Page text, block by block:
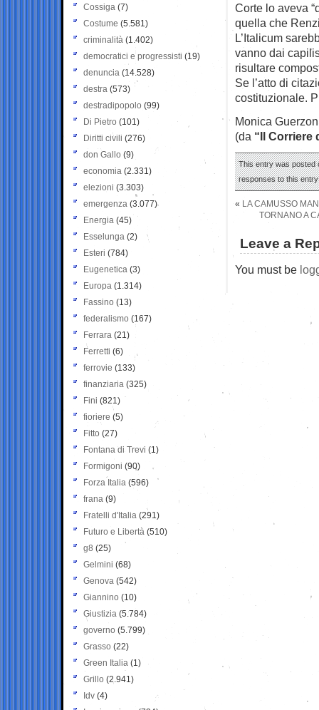
Corte lo aveva
quella che
L’Italicum
vanno dai
risultare
Se l’atto di
costituzionale.
Monica
(da “Il Corriere
This entry was posted
responses to this
« LA CAMUSSO
TORNANO A
Leave a
You must be
Cossiga (7)
Costume (5.581)
criminalità (1.402)
democratici e progressisti (19)
denuncia (14.528)
destra (573)
destradipopolo (99)
Di Pietro (101)
Diritti civili (276)
don Gallo (9)
economia (2.331)
elezioni (3.303)
emergenza (3.077)
Energia (45)
Esselunga (2)
Esteri (784)
Eugenetica (3)
Europa (1.314)
Fassino (13)
federalismo (167)
Ferrara (21)
Ferretti (6)
ferrovie (133)
finanziaria (325)
Fini (821)
fioriere (5)
Fitto (27)
Fontana di Trevi (1)
Formigoni (90)
Forza Italia (596)
frana (9)
Fratelli d'Italia (291)
Futuro e Libertà (510)
g8 (25)
Gelmini (68)
Genova (542)
Giannino (10)
Giustizia (5.784)
governo (5.799)
Grasso (22)
Green Italia (1)
Grillo (2.941)
Idv (4)